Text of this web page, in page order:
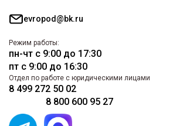
evropod@bk.ru
Режим работы:
пн-чт с 9:00 до 17:30
пт с 9:00 до 16:30
Отдел по работе с юридическими лицами
8 499 272 50 02
8 800 600 95 27